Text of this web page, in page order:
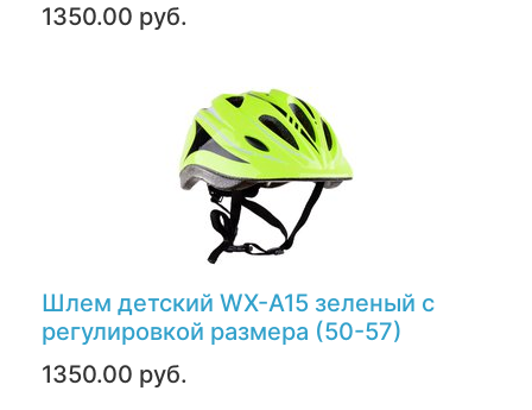
1350.00 руб.
Шлем детский WX-A15 зеленый с
регулировкой размера (50-57)
1350.00 руб.